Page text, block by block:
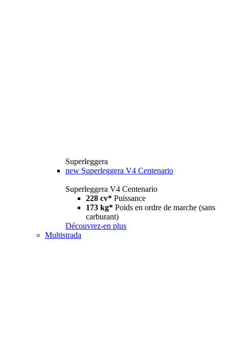
Superleggera
new Superleggera V4 Centenario
Superleggera V4 Centenario
228 cv* Puissance
173 kg* Poids en ordre de marche (sans
carburant)
Découvrez-en plus
Multistrada